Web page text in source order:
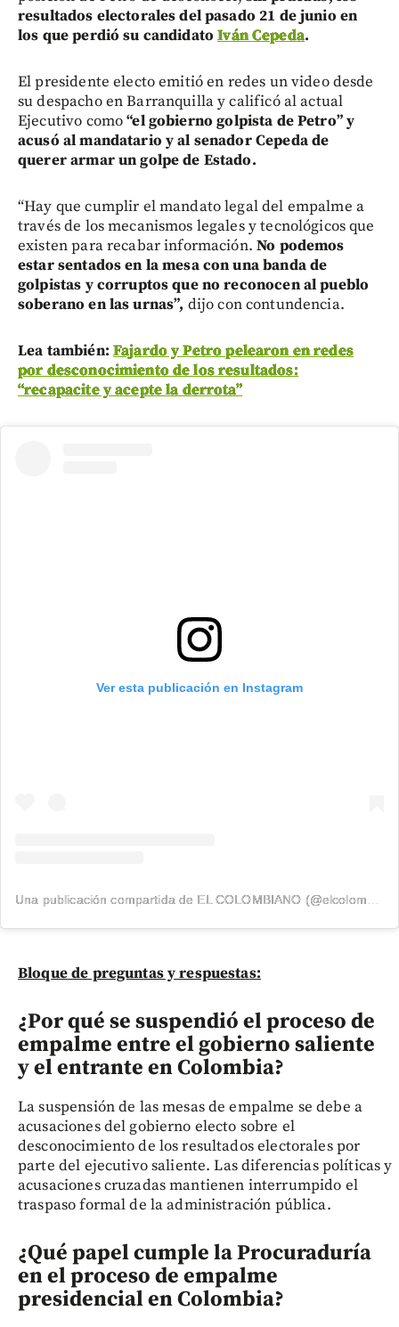
resultados electorales del pasado 21 de junio en
los que perdió su candidatoIván Cepeda.
El presidente electo emitió en redes un video desde
su despacho en Barranquilla y calificó al actual
Ejecutivo como“el gobierno golpista de Petro” y
acusó al mandatario y al senador Cepeda de
querer armar un golpe de Estado.
“Hay que cumplir el mandato legal del empalme a
través de los mecanismos legales y tecnológicos que
existen para recabar información.No podemos
estar sentados en la mesa con una banda de
golpistas y corruptos que no reconocen al pueblo
soberano en las urnas”, dijo con contundencia.
Lea también: Fajardo y Petro pelearon en redes
por desconocimiento de los resultados:
“recapacite y acepte la derrota”
Ver esta publicación en Instagram
Bloque de preguntas y respuestas:
¿Por qué se suspendió el proceso de
empalme entre el gobierno saliente
y el entrante en Colombia?
La suspensión de las mesas de empalme se debe a
acusaciones del gobierno electo sobre el
desconocimiento de los resultados electorales por
parte del ejecutivo saliente. Las diferencias políticas y
acusaciones cruzadas mantienen interrumpido el
traspaso formal de la administración pública.
¿Qué papel cumple la Procuraduría
en el proceso de empalme
presidencial en Colombia?